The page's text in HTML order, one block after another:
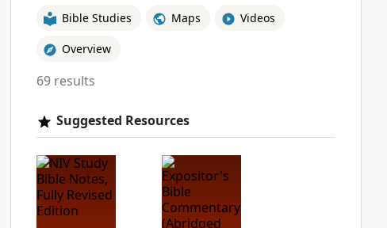
Bible Studies Maps Videos
Overview
69 results
Suggested Resources